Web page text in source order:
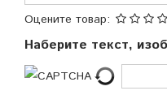
Оцените товар:
Наберите текст,